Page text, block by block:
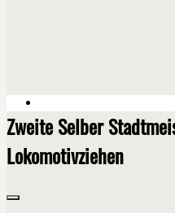
Zweite Selber
Lokomotivziehen